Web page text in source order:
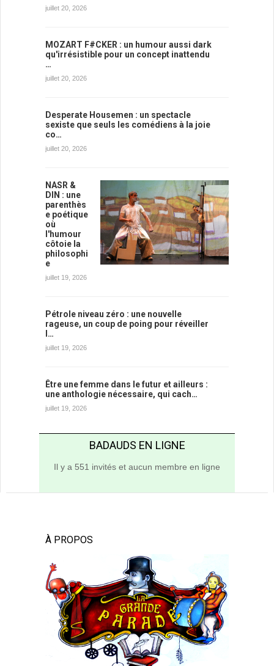
juillet 20, 2026
MOZART F#CKER : un humour aussi dark
qu'irrésistible pour un concept inattendu
…
juillet 20, 2026
Desperate Housemen : un spectacle
sexiste que seuls les comédiens à la joie
co…
juillet 20, 2026
NASR &
DIN : une
parenthès
e poétique
où
l'humour
côtoie la
philosophi
e
juillet 19, 2026
Pétrole niveau zéro : une nouvelle
rageuse, un coup de poing pour réveiller
l…
juillet 19, 2026
Être une femme dans le futur et ailleurs :
une anthologie nécessaire, qui cach…
juillet 19, 2026
BADAUDS EN LIGNE
Il y a 551 invités et aucun membre en ligne
À PROPOS